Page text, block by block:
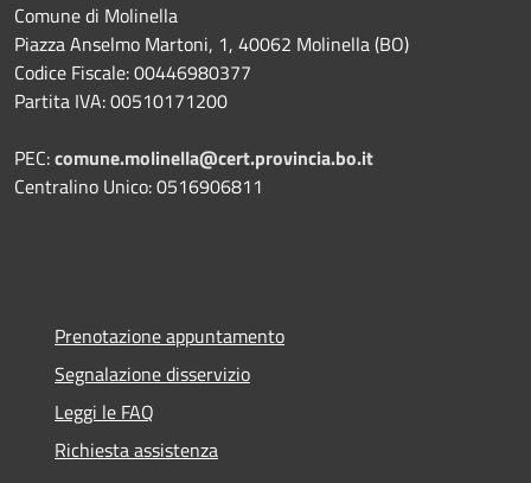
Comune di Molinella
Piazza Anselmo Martoni, 1, 40062 Molinella (BO)
Codice Fiscale: 00446980377
Partita IVA: 00510171200
PEC:comune.molinella@cert.provincia.bo.it
Centralino Unico: 0516906811
Prenotazione appuntamento
Segnalazione disservizio
Leggi le FAQ
Richiesta assistenza